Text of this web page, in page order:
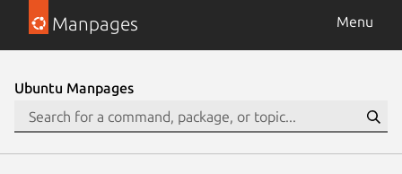
Manpages Menu
Ubuntu Manpages